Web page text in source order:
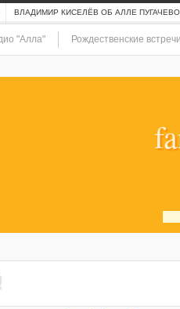
ВЛАДИМИР КИСЕЛЁВ ОБ АЛЛЕ
"Алла" Рождественские встречи